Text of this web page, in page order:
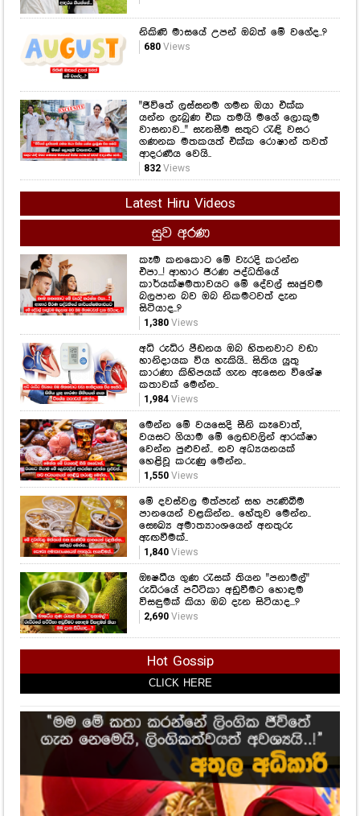
නිකිණි මාසයේ උපන් ඔබත් මේ වගේද..?
680Views
"ජීවිතේ ලස්සනම ගමන ඔයා එක්ක
යන්න ලැබුණ එක තමයි මගේ ලොකුම
වාසනාව..." සැනසීම සතුට රැඳි වසර
ගණනක මතකයත් එක්ක රොෂාන් තවත්
ආදරණීය වෙයි..
832Views
Latest Hiru Videos
සුව අරණ
කෑම කනකොට මේ වැරදි කරන්න
එපා...! ආහාර ජීරණ පද්ධතියේ
කාර්යක්ෂමතාවයට මේ දේවල් සෘජුවම
බලපාන බව ඔබ නිකමටවත් දැන
සිටියාද..?
1,380Views
අධි රුධිර පීඩනය ඔබ හිතනවාට වඩා
හානිදායක විය හැකියි.. සිතිය යුතු
කාරණා කිහිපයක් ගැන ඇසෙන විශේෂ
කතාවක් මෙන්න..
1,984Views
මෙන්න මේ වයසෙදි සීනි කෑවොත්,
වයසට ගියාම මේ ලෙඩවලින් ආරක්ෂා
වෙන්න පුළුවන්.. නව අධ්‍යයනයක්
හෙළිවූ කරුණු මෙන්න..
1,550Views
මේ දවස්වල මත්පැන් සහ පැණිබීම
පානයෙන් වළකින්න.. හේතුව මෙන්න..
සෞඛ්‍ය අමාත්‍යාංශයෙන් අනතුරු
ඇඟවීමක්..
1,840Views
ඖෂධීය ගුණ රැසක් තියන "පනාමල්"
රුධිරයේ පට්ටිකා අඩුවීමට හොඳම
විසඳුමක් කියා ඔබ දැන සිටියාද...?
2,690Views
Hot Gossip
CLICK HERE